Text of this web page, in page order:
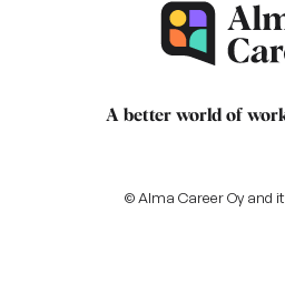
A better world of
© Alma Career Oy and